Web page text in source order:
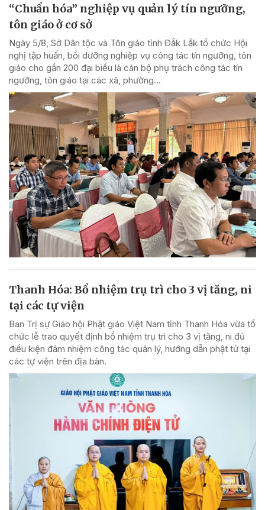
“Chuẩn hóa” nghiệp vụ quản lý tín ngưỡng,
tôn giáo ở cơ sở
Ngày 5/8, Sở Dân tộc và Tôn giáo tỉnh Đắk Lắk tổ chức Hội
nghị tập huấn, bồi dưỡng nghiệp vụ công tác tín ngưỡng, tôn
giáo cho gần 200 đại biểu là cán bộ phụ trách công tác tín
ngưỡng, tôn giáo tại các xã, phường...
Thanh Hóa: Bổ nhiệm trụ trì cho 3 vị tăng, ni
tại các tự viện
Ban Trị sự Giáo hội Phật giáo Việt Nam tỉnh Thanh Hóa vừa tổ
chức lễ trao quyết định bổ nhiệm trụ trì cho 3 vị tăng, ni đủ
điều kiện đảm nhiệm công tác quản lý, hướng dẫn phật tử tại
các tự viện trên địa bàn.